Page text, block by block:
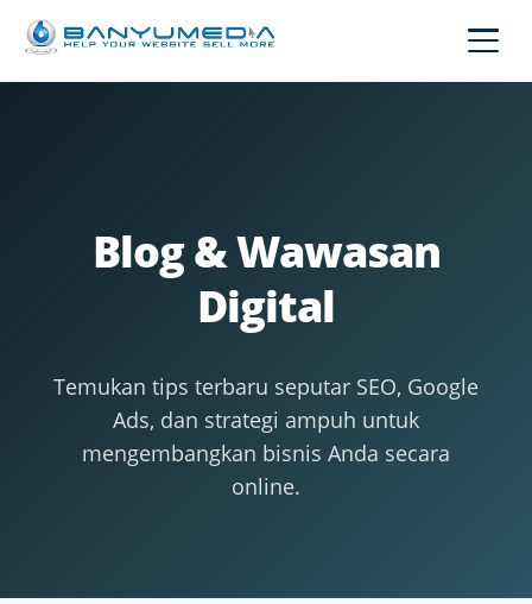
Blog & Wawasan
Digital
Temukan tips terbaru seputar SEO, Google
Ads, dan strategi ampuh untuk
mengembangkan bisnis Anda secara
online.